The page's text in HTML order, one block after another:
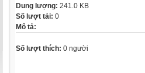
Dung lượng: 241.0 KB
Số lượt tải: 0
Mô tả:
Số lượt thích: 0 người